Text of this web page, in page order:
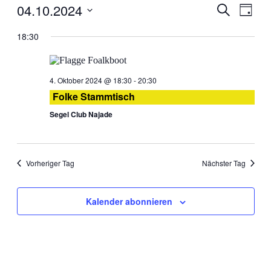
und
Suche
Tag
04.10.2024
wählen.
18:30
4. Oktober 2024 @ 18:30 -20:30
Folke Stammtisch
Segel Club Najade
Vorheriger Tag Nächster Tag
Kalender abonnieren